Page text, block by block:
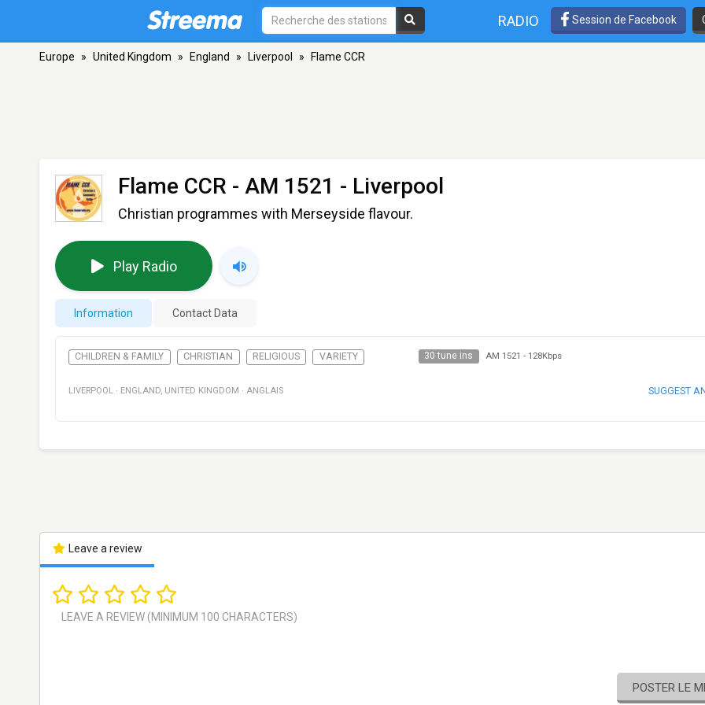
RADIO Session de Facebook
Europe » United Kingdom » England » Liverpool » Flame CCR
Flame CCR - AM 1521 - Liverpool
Christian programmes with Merseyside flavour.
Play Radio
Information Contact Data
CHILDREN & FAMILY CHRISTIAN RELIGIOUS VARIETY 30 tune ins AM 1521 - 128Kbps
LIVERPOOL · ENGLAND, UNITED KINGDOM · ANGLAIS SUGGEST
Leave a review
POSTER LE